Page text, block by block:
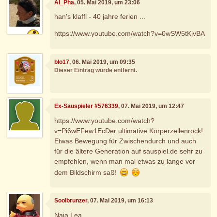
Al_Pha, 05. Mai 2019, um 23:06
han's klaffl - 40 jahre ferien ...
https://www.youtube.com/watch?v=0wSW5tKjvBA
blo17, 06. Mai 2019, um 09:35
Dieser Eintrag wurde entfernt.
Ex-Sauspieler #576339, 07. Mai 2019, um 12:47
https://www.youtube.com/watch?
v=Pi6wEFew1EcDer ultimative Körperzellenrock!
Etwas Bewegung für Zwischendurch und auch
für die ältere Generation auf sauspiel.de sehr zu
empfehlen, wenn man mal etwas zu lange vor
dem Bildschirm saß!
Soolbrunzer, 07. Mai 2019, um 16:13
Naja Lea,